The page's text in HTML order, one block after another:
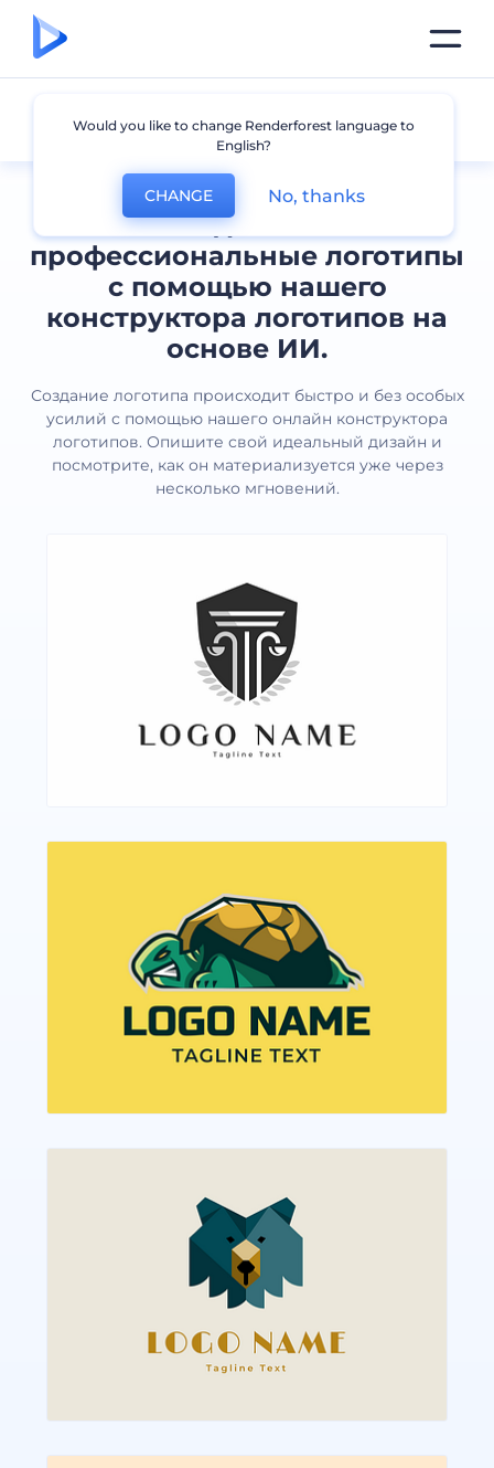
Создавайте
профессиональные логотипы
с помощью нашего
конструктора логотипов на
основе ИИ.
Создание логотипа происходит быстро и без особых
усилий с помощью нашего онлайн конструктора
логотипов. Опишите свой идеальный дизайн и
посмотрите, как он материализуется уже через
несколько мгновений.
Все логотипы
Would you like to change Renderforest language to
English?
CHANGE No, thanks